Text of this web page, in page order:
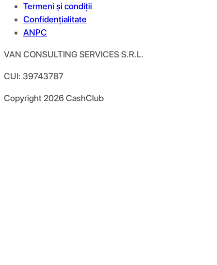
Termeni și condiții
Confidențialitate
ANPC
VAN CONSULTING SERVICES S.R.L.
CUI: 39743787
Copyright 2026CashClub